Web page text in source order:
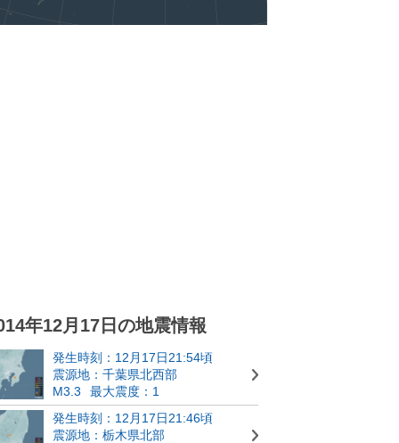
年12月17日の地震情報
発生時刻：12月17日21:54頃
震源地：千葉県北西部
M3.3
最大震度：1
発生時刻：12月17日21:46頃
震源地：栃木県北部